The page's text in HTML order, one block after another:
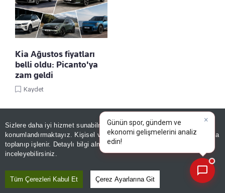
Sizlere daha iyi hizmet sunabilmek adına sitemizdeçerez
konumlandırmaktayız. Kişisel verileriniz, KVKK ve GDPR kapsamında
toplanıp işlenir. Detaylı bilgi almak için
inceleyebilirsiniz.
Tüm Çerezleri Kabul Et Çerez Ayarlarına Git
Kia Ağustos fiyatları
belli oldu: Picanto'ya
zam geldi
Kaydet
×
Günün spor, gündem ve
ekonomi gelişmelerini analiz
edin!